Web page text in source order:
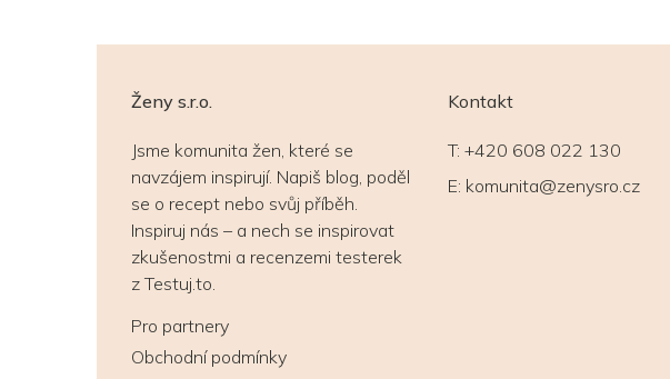
Ženy s.r.o.
Jsme komunita žen, které se
navzájem inspirují. Napiš blog, poděl
se o recept nebo svůj příběh.
Inspiruj nás – a nech se inspirovat
zkušenostmi a recenzemi testerek
z Testuj.to.
Pro partnery
Obchodní podmínky
Kontakt
T: +420 608 022 130
E: komunita@zenysro.cz